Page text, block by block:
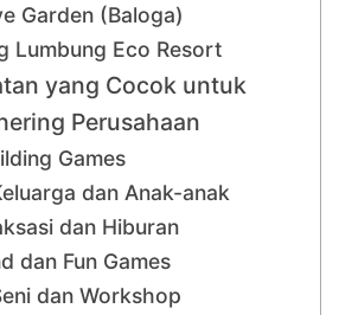
Garden (Baloga)
Lumbung Eco Resort
yang Cocok untuk
Perusahaan
Games
dan Anak-anak
dan Hiburan
dan Fun Games
dan Workshop